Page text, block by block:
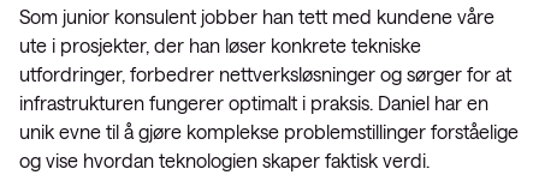
Som junior konsulent jobber han tett med kundene våre
ute i prosjekter, der han løser konkrete tekniske
utfordringer, forbedrer nettverksløsninger og sørger for at
infrastrukturen fungerer optimalt i praksis. Daniel har en
unik evne til å gjøre komplekse problemstillinger forståelige
og vise hvordan teknologien skaper faktisk verdi.